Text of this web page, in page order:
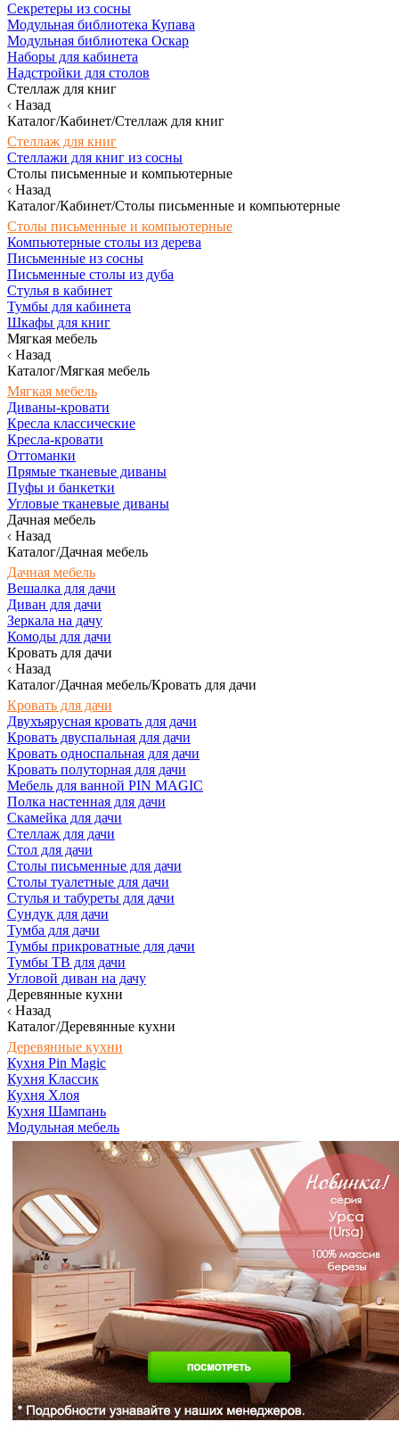
Секретеры из сосны
Модульная библиотека Купава
Модульная библиотека Оскар
Наборы для кабинета
Надстройки для столов
Стеллаж для книг
Назад
Каталог/Кабинет/Стеллаж для книг
Стеллаж для книг
Стеллажи для книг из сосны
Столы письменные и компьютерные
Назад
Каталог/Кабинет/Столы письменные и компьютерные
Столы письменные и компьютерные
Компьютерные столы из дерева
Письменные из сосны
Письменные столы из дуба
Стулья в кабинет
Тумбы для кабинета
Шкафы для книг
Мягкая мебель
Назад
Каталог/Мягкая мебель
Мягкая мебель
Диваны-кровати
Кресла классические
Кресла-кровати
Оттоманки
Прямые тканевые диваны
Пуфы и банкетки
Угловые тканевые диваны
Дачная мебель
Назад
Каталог/Дачная мебель
Дачная мебель
Вешалка для дачи
Диван для дачи
Зеркала на дачу
Комоды для дачи
Кровать для дачи
Назад
Каталог/Дачная мебель/Кровать для дачи
Кровать для дачи
Двухъярусная кровать для дачи
Кровать двуспальная для дачи
Кровать односпальная для дачи
Кровать полуторная для дачи
Мебель для ванной PIN MAGIC
Полка настенная для дачи
Скамейка для дачи
Стеллаж для дачи
Стол для дачи
Столы письменные для дачи
Столы туалетные для дачи
Стулья и табуреты для дачи
Сундук для дачи
Тумба для дачи
Тумбы прикроватные для дачи
Тумбы ТВ для дачи
Угловой диван на дачу
Деревянные кухни
Назад
Каталог/Деревянные кухни
Деревянные кухни
Кухня Pin Magic
Кухня Классик
Кухня Хлоя
Кухня Шампань
Модульная мебель